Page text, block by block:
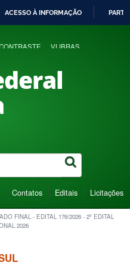
ACESSO À INFORMAÇÃO
VLIBRAS
Contatos Editais Licitações
FINAL - EDITAL 176/2026 - 2º EDITAL
2026